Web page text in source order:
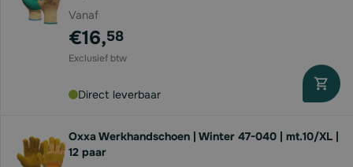
Vanaf
€16,58
Direct leverbaar
Oxxa Werkhandschoen | Winter 47-040 | mt.10/XL |
12 paar